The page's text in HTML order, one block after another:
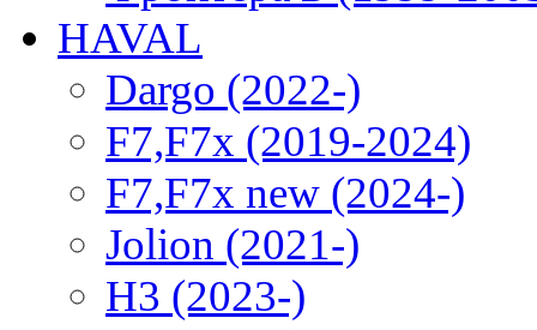
HAVAL
Dargo (2022-)
F7,F7x (2019-2024)
F7,F7x new (2024-)
Jolion (2021-)
H3 (2023-)